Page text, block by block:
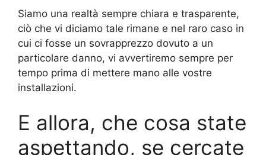
Siamo una realtà sempre chiara e trasparente,
ciò che vi diciamo tale rimane e nel raro caso in
cui ci fosse un sovrapprezzo dovuto a un
particolare danno, vi avvertiremo sempre per
tempo prima di mettere mano alle vostre
installazioni.
E allora, che cosa state
aspettando, se cercate